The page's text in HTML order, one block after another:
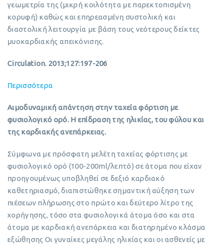
γεωμετρία της (μικρή κοιλότητα με παρεκτοπισμένη
κορυφή) καθώς και επηρεασμένη συστολική και
διαστολική λειτουργία με βάση τους νεότερους δείκτες
μυοκαρδιακής απεικόνισης.
Circulation. 2013;127:197-206
Περισσότερα
Αιμοδυναμική απάντηση στην ταχεία φόρτιση με
φυσιολογικό ορό. Η επίδραση της ηλικίας, του φύλου και
της καρδιακής ανεπάρκειας.
Σύμφωνα με πρόσφατη μελέτη ταχείας φόρτισης με
φυσιολογικό ορό (100-200ml/λεπτό) σε άτομα που είχαν
προηγουμένως υποβληθεί σε δεξιό καρδιακό
καθετηριασμό, διαπιστώθηκε σημαντική αύξηση των
πιέσεων πλήρωσης στο πρώτο και δεύτερο λίτρο της
χορήγησης, τόσο στα φυσιολογικά άτομα όσο και στα
άτομα με καρδιακή ανεπάρκεια και διατηρημένο κλάσμα
εξώθησης Οι γυναίκες μεγάλης ηλικίας και οι ασθενείς με